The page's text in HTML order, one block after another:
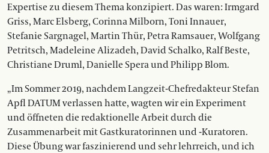
Expertise zu diesem Thema konzipiert. Das waren: Irmgard
Griss, Marc Elsberg, Corinna Milborn, Toni Innauer,
Stefanie Sargnagel, Martin Thür, Petra Ramsauer, Wolfgang
Petritsch, Madeleine Alizadeh, David Schalko, Ralf Beste,
Christiane Druml, Danielle Spera und Philipp Blom.
„Im Sommer 2019, nachdem Langzeit-Chefredakteur Stefan
Apfl DATUM verlassen hatte, wagten wir ein Experiment
und öffneten die redaktionelle Arbeit durch die
Zusammenarbeit mit Gastkuratorinnen und -Kuratoren.
Diese Übung war faszinierend und sehr lehrreich, und ich